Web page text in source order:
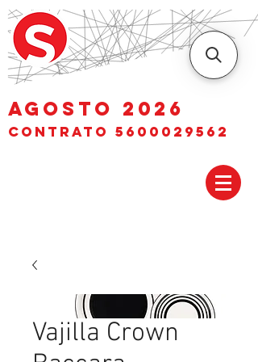
AGOSTO 2026
Contrato 5600029562
Vajilla Crown